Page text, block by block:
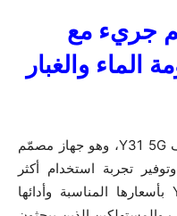
جريء مع
الماء والغبار
تعود سلسلة vivo Y31 بقوّة مع هاتف Y31 5G، وهو جهاز مصمّم
تجربة استخدام أكثر
سلاسة وموثوقية. وتشتهر سلسلة Y بأسعارها المناسبة وأدائها